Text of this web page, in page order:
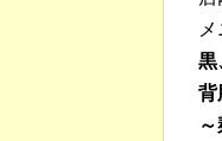
黒
背